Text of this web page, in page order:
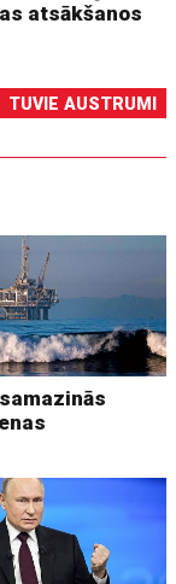
atsākšanos
TUVIE AUSTRUMI